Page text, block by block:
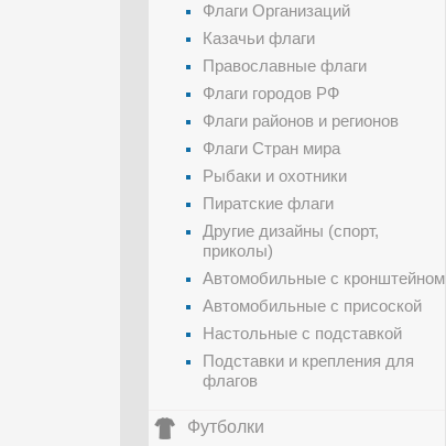
Флаги Организаций
Казачьи флаги
Православные флаги
Флаги городов РФ
Флаги районов и регионов
Флаги Стран мира
Рыбаки и охотники
Пиратские флаги
Другие дизайны (спорт,
приколы)
Автомобильные с кронштейном
Автомобильные с присоской
Настольные с подставкой
Подставки и крепления для
флагов
Футболки